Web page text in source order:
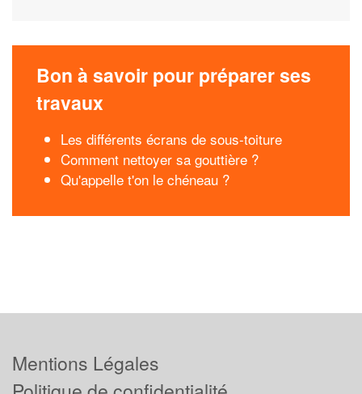
Bon à savoir pour préparer ses
travaux
Les différents écrans de sous-toiture
Comment nettoyer sa gouttière ?
Qu'appelle t'on le chéneau ?
Mentions Légales